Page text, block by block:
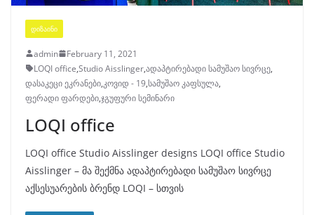
ᲓᲘᲖᲐᲘᲜᲘ
admin
February 11, 2021
LOQI office,Studio Aisslinger,ადაპტირებადი სამუშაო სივრცე,
დასაკეცი ეკრანები,კოვიდ - 19,სამუშაო კაფსულა,
ფერადი ფარდები,ჯგუფური სემინარი
LOQI office
LOQI office Studio Aisslinger designs LOQI office Studio
Aisslinger – მა შექმნა ადაპტირებადი სამუშაო სივრცე
აქსესუარების ბრენდ LOQI – სთვის